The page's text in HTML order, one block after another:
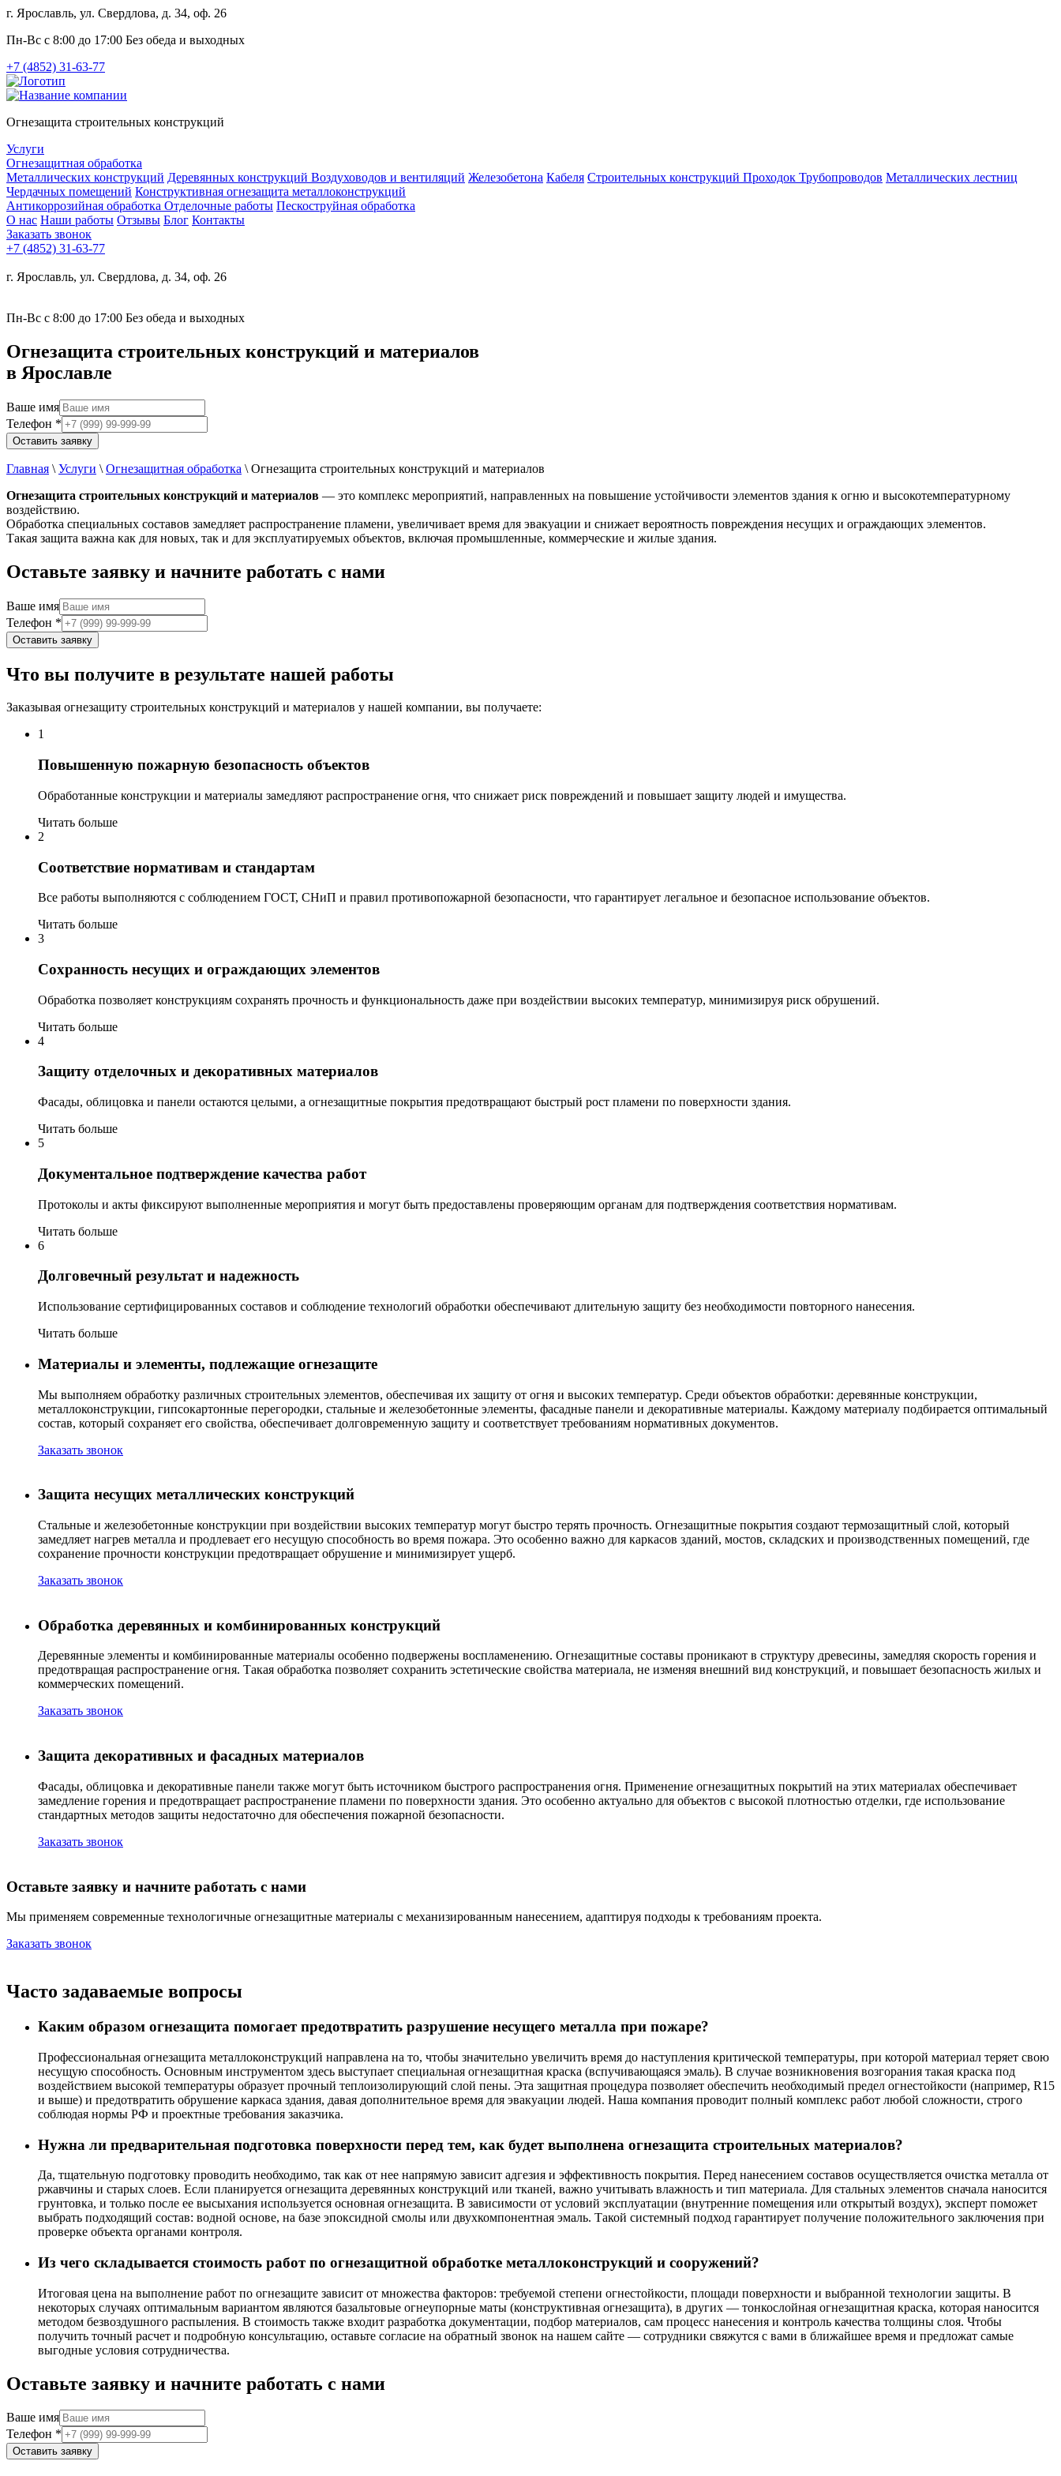
г. Ярославль, ул. Свердлова, д. 34, оф. 26
Пн-Вс с 8:00 до 17:00 Без обеда и выходных
+7 (4852) 31-63-77
Огнезащита строительных конструкций
Услуги
Огнезащитная обработка
Металлических конструкций Деревянных конструкций Воздуховодов и вентиляций Железобетона Кабеля Строительных конструкций Проходок Трубопроводов Металлических лестниц
Чердачных помещений Конструктивная огнезащита металлоконструкций
Антикоррозийная обработка Отделочные работы Пескоструйная обработка
О нас Наши работы Отзывы Блог Контакты
Заказать звонок
+7 (4852) 31-63-77
г. Ярославль, ул. Свердлова, д. 34, оф. 26
Пн-Вс с 8:00 до 17:00 Без обеда и выходных
Огнезащита строительных конструкций и материалов
в Ярославле
Ваше имя
Телефон *
Оставить заявку
Главная \ Услуги \ Огнезащитная обработка \ Огнезащита строительных конструкций и материалов
Огнезащита строительных конструкций и материалов — это комплекс мероприятий, направленных на повышение устойчивости элементов здания к огню и высокотемпературному
воздействию.
Обработка специальных составов замедляет распространение пламени, увеличивает время для эвакуации и снижает вероятность повреждения несущих и ограждающих элементов.
Такая защита важна как для новых, так и для эксплуатируемых объектов, включая промышленные, коммерческие и жилые здания.
Оставьте заявку и начните работать с нами
Ваше имя
Телефон *
Оставить заявку
Что вы получите в результате нашей работы
Заказывая огнезащиту строительных конструкций и материалов у нашей компании, вы получаете:
1
Повышенную пожарную безопасность объектов
Обработанные конструкции и материалы замедляют распространение огня, что снижает риск повреждений и повышает защиту людей и имущества.
Читать больше
2
Соответствие нормативам и стандартам
Все работы выполняются с соблюдением ГОСТ, СНиП и правил противопожарной безопасности, что гарантирует легальное и безопасное использование объектов.
Читать больше
3
Сохранность несущих и ограждающих элементов
Обработка позволяет конструкциям сохранять прочность и функциональность даже при воздействии высоких температур, минимизируя риск обрушений.
Читать больше
4
Защиту отделочных и декоративных материалов
Фасады, облицовка и панели остаются целыми, а огнезащитные покрытия предотвращают быстрый рост пламени по поверхности здания.
Читать больше
5
Документальное подтверждение качества работ
Протоколы и акты фиксируют выполненные мероприятия и могут быть предоставлены проверяющим органам для подтверждения соответствия нормативам.
Читать больше
6
Долговечный результат и надежность
Использование сертифицированных составов и соблюдение технологий обработки обеспечивают длительную защиту без необходимости повторного нанесения.
Читать больше
Материалы и элементы, подлежащие огнезащите
Мы выполняем обработку различных строительных элементов, обеспечивая их защиту от огня и высоких температур. Среди объектов обработки: деревянные конструкции,
металлоконструкции, гипсокартонные перегородки, стальные и железобетонные элементы, фасадные панели и декоративные материалы. Каждому материалу подбирается оптимальный
состав, который сохраняет его свойства, обеспечивает долговременную защиту и соответствует требованиям нормативных документов.
Заказать звонок
Защита несущих металлических конструкций
Стальные и железобетонные конструкции при воздействии высоких температур могут быстро терять прочность. Огнезащитные покрытия создают термозащитный слой, который
замедляет нагрев металла и продлевает его несущую способность во время пожара. Это особенно важно для каркасов зданий, мостов, складских и производственных помещений, где
сохранение прочности конструкции предотвращает обрушение и минимизирует ущерб.
Заказать звонок
Обработка деревянных и комбинированных конструкций
Деревянные элементы и комбинированные материалы особенно подвержены воспламенению. Огнезащитные составы проникают в структуру древесины, замедляя скорость горения и
предотвращая распространение огня. Такая обработка позволяет сохранить эстетические свойства материала, не изменяя внешний вид конструкций, и повышает безопасность жилых и
коммерческих помещений.
Заказать звонок
Защита декоративных и фасадных материалов
Фасады, облицовка и декоративные панели также могут быть источником быстрого распространения огня. Применение огнезащитных покрытий на этих материалах обеспечивает
замедление горения и предотвращает распространение пламени по поверхности здания. Это особенно актуально для объектов с высокой плотностью отделки, где использование
стандартных методов защиты недостаточно для обеспечения пожарной безопасности.
Заказать звонок
Оставьте заявку и начните работать с нами
Мы применяем современные технологичные огнезащитные материалы с механизированным нанесением, адаптируя подходы к требованиям проекта.
Заказать звонок
Часто задаваемые вопросы
Каким образом огнезащита помогает предотвратить разрушение несущего металла при пожаре?
Профессиональная огнезащита металлоконструкций направлена на то, чтобы значительно увеличить время до наступления критической температуры, при которой материал теряет свою
несущую способность. Основным инструментом здесь выступает специальная огнезащитная краска (вспучивающаяся эмаль). В случае возникновения возгорания такая краска под
воздействием высокой температуры образует прочный теплоизолирующий слой пены. Эта защитная процедура позволяет обеспечить необходимый предел огнестойкости (например, R15
и выше) и предотвратить обрушение каркаса здания, давая дополнительное время для эвакуации людей. Наша компания проводит полный комплекс работ любой сложности, строго
соблюдая нормы РФ и проектные требования заказчика.
Нужна ли предварительная подготовка поверхности перед тем, как будет выполнена огнезащита строительных материалов?
Да, тщательную подготовку проводить необходимо, так как от нее напрямую зависит адгезия и эффективность покрытия. Перед нанесением составов осуществляется очистка металла от
ржавчины и старых слоев. Если планируется огнезащита деревянных конструкций или тканей, важно учитывать влажность и тип материала. Для стальных элементов сначала наносится
грунтовка, и только после ее высыхания используется основная огнезащита. В зависимости от условий эксплуатации (внутренние помещения или открытый воздух), эксперт поможет
выбрать подходящий состав: водной основе, на базе эпоксидной смолы или двухкомпонентная эмаль. Такой системный подход гарантирует получение положительного заключения при
проверке объекта органами контроля.
Из чего складывается стоимость работ по огнезащитной обработке металлоконструкций и сооружений?
Итоговая цена на выполнение работ по огнезащите зависит от множества факторов: требуемой степени огнестойкости, площади поверхности и выбранной технологии защиты. В
некоторых случаях оптимальным вариантом являются базальтовые огнеупорные маты (конструктивная огнезащита), в других — тонкослойная огнезащитная краска, которая наносится
методом безвоздушного распыления. В стоимость также входит разработка документации, подбор материалов, сам процесс нанесения и контроль качества толщины слоя. Чтобы
получить точный расчет и подробную консультацию, оставьте согласие на обратный звонок на нашем сайте — сотрудники свяжутся с вами в ближайшее время и предложат самые
выгодные условия сотрудничества.
Оставьте заявку и начните работать с нами
Ваше имя
Телефон *
Оставить заявку